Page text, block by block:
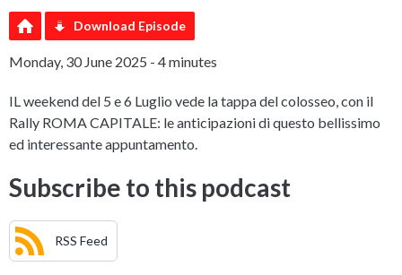
Download Episode
Monday, 30 June 2025 - 4 minutes
IL weekend del 5 e 6 Luglio vede la tappa del colosseo, con il
Rally ROMA CAPITALE: le anticipazioni di questo bellissimo
ed interessante appuntamento.
Subscribe to this podcast
RSS Feed